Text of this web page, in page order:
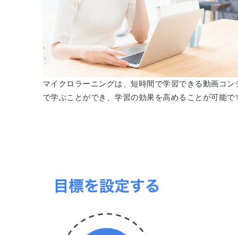
マイクロラーニングは、短時間で学習できる動画コ
で学ぶことができ、学習の効果を高めることが可能